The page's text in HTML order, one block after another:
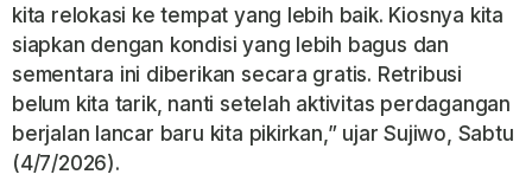
kita relokasi ke tempat yang lebih baik. Kiosnya kita
siapkan dengan kondisi yang lebih bagus dan
sementara ini diberikan secara gratis. Retribusi
belum kita tarik, nanti setelah aktivitas perdagangan
berjalan lancar baru kita pikirkan,” ujar Sujiwo, Sabtu
(4/7/2026).